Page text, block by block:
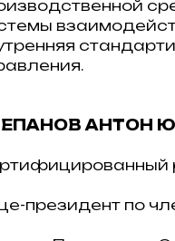
АНТОН
президент по